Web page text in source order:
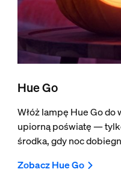
Hue Go
Włóż lampę Hue Go
upiorną poświatę —
środka, gdy noc
Zobacz Hue Go